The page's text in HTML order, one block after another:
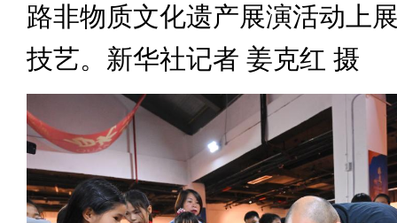
路非物质文化遗产展演活动上
技艺。新华社记者 姜克红 摄